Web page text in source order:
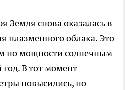
Земля снова оказалась в
плазменного облака. Это
по мощности солнечным
В тот момент
повысились, но